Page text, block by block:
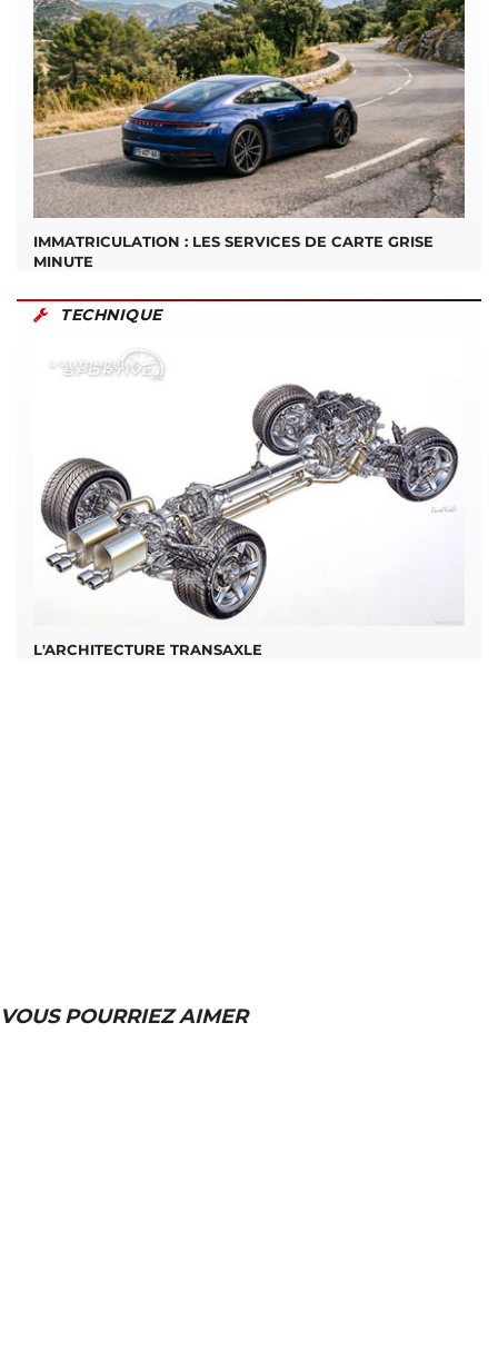
IMMATRICULATION : LES SERVICES DE CARTE GRISE
MINUTE
TECHNIQUE
L'ARCHITECTURE TRANSAXLE
VOUS POURRIEZ AIMER